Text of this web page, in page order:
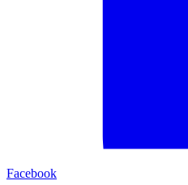
Facebook